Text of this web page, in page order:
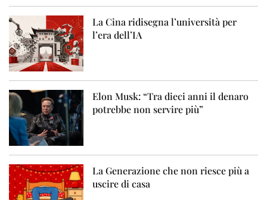
La Cina ridisegna l’università per
l’era dell’IA
Elon Musk: “Tra dieci anni il denaro
potrebbe non servire più”
La Generazione che non riesce più a
uscire di casa